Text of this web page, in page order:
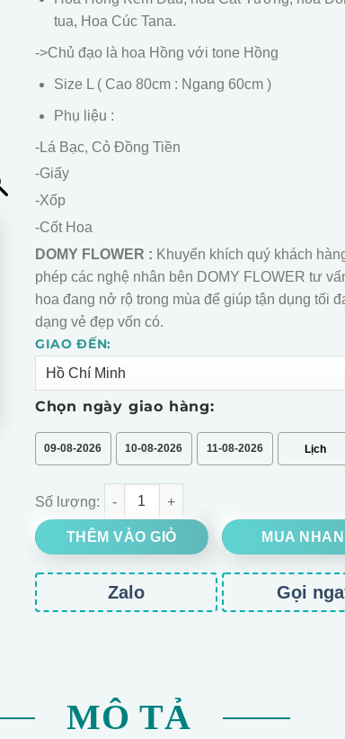
tua, Hoa Cúc Tana.
->Chủ đạo là hoa Hồng với tone Hồng
Size L ( Cao 80cm : Ngang 60cm )
Phụ liệu :
-Lá Bạc, Cỏ Đồng Tiền
-Giấy
-Xốp
-Cốt Hoa
DOMY FLOWER : Khuyến khích quý khách
phép các nghệ nhân bên DOMY FLOWER tư
hoa đang nở rộ trong mùa để giúp tận dụng tối
dạng vẻ đẹp vốn có.
GIAO ĐẾN:
Chọn ngày giao hàng:
09-08-2026 10-08-2026 11-08-2026
BÓ HOA HỒNG KEM DÂU MIX CÁT TƯỜNG số
THÊM VÀO GIỎ MUA
Alternative:
Zalo Gọi
MÔ TẢ